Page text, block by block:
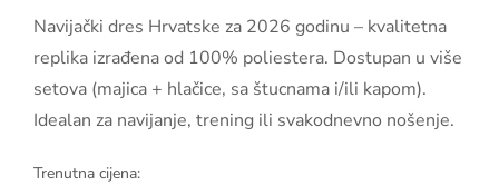
Navijački dres Hrvatske za 2026 godinu – kvalitetna
replika izrađena od 100% poliestera. Dostupan u više
setova (majica + hlačice, sa štucnama i/ili kapom).
Idealan za navijanje, trening ili svakodnevno nošenje.
Trenutna cijena: